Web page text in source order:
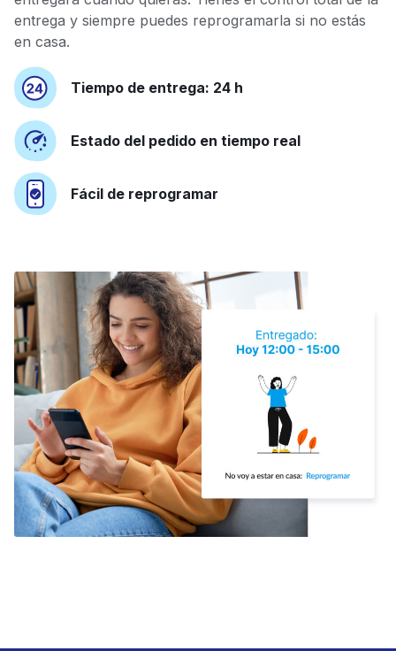
entrega y siempre puedes reprogramarla si no estás
en casa.
Tiempo de entrega: 24 h
Estado del pedido en tiempo real
Fácil de reprogramar